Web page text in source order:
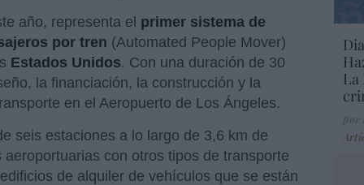
año, representa el primer sistema de
por tren (Automated People Mover)
Estados Unidos. Con una duración de 30
la financiación, la construcción y la
en el Aeropuerto de Los Ángeles.
seis estaciones a lo largo de 3,6 km de
con otros tipos de transporte
de alquiler de vehículos que se están
La